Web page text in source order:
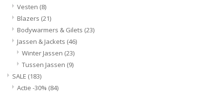
Vesten (8)
Blazers (21)
Bodywarmers & Gilets (23)
Jassen & Jackets (46)
Winter Jassen (23)
Tussen Jassen (9)
SALE (183)
Actie -30% (84)